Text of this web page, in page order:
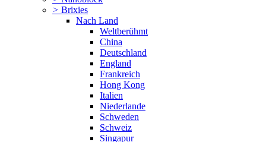
> Brixies
Nach Land
Weltberühmt
China
Deutschland
England
Frankreich
Hong Kong
Italien
Niederlande
Schweden
Schweiz
Singapur